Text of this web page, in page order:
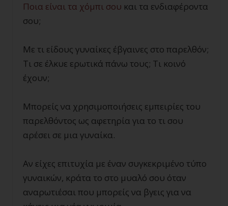
Ποια είναι τα χόμπι σου και τα ενδιαφέροντα
σου;
Με τι είδους γυναίκες έβγαινες στο παρελθόν;
Τι σε έλκυε ερωτικά πάνω τους; Τι κοινό
έχουν;
Μπορείς να χρησιμοποιήσεις εμπειρίες του
παρελθόντος ως αφετηρία για το τι σου
αρέσει σε μια γυναίκα.
Αν είχες επιτυχία με έναν συγκεκριμένο τύπο
γυναικών, κράτα το στο μυαλό σου όταν
αναρωτιέσαι που μπορείς να βγεις για να